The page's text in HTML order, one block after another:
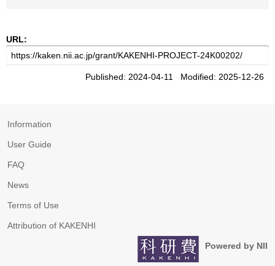
URL:
Published: 2024-04-11 Modified: 2025-12-26
Information
User Guide
FAQ
News
Terms of Use
Attribution of KAKENHI
Powered by NII